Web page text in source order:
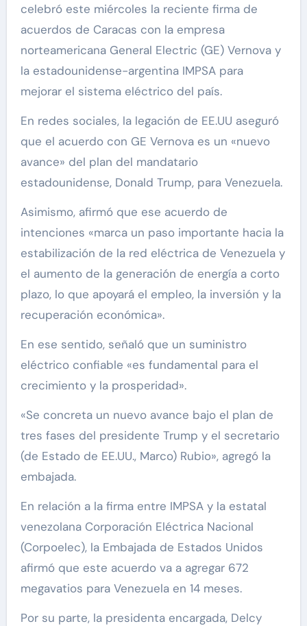
celebró este miércoles la reciente firma de
acuerdos de Caracas con la empresa
norteamericana General Electric (GE) Vernova y
la estadounidense-argentina IMPSA para
mejorar el sistema eléctrico del país.
En redes sociales, la legación de EE.UU aseguró
que el acuerdo con GE Vernova es un «nuevo
avance» del plan del mandatario
estadounidense, Donald Trump, para Venezuela.
Asimismo, afirmó que ese acuerdo de
intenciones «marca un paso importante hacia la
estabilización de la red eléctrica de Venezuela y
el aumento de la generación de energía a corto
plazo, lo que apoyará el empleo, la inversión y la
recuperación económica».
En ese sentido, señaló que un suministro
eléctrico confiable «es fundamental para el
crecimiento y la prosperidad».
«Se concreta un nuevo avance bajo el plan de
tres fases del presidente Trump y el secretario
(de Estado de EE.UU., Marco) Rubio», agregó la
embajada.
En relación a la firma entre IMPSA y la estatal
venezolana Corporación Eléctrica Nacional
(Corpoelec), la Embajada de Estados Unidos
afirmó que este acuerdo va a agregar 672
megavatios para Venezuela en 14 meses.
Por su parte, la presidenta encargada, Delcy